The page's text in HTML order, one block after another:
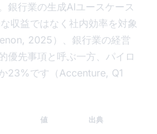
銀行業の生成AIユースケース
収益ではなく社内効率を対象
2025）、銀行業の経営
優先事項と呼ぶ一方、パイロ
23%です（Accenture, Q1
値 出典